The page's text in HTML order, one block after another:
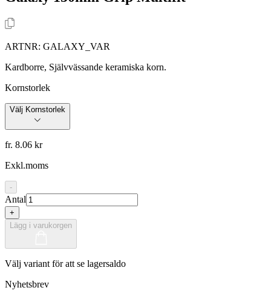
ARTNR: GALAXY_VAR
Kardborre, Självvässande keramiska korn.
Kornstorlek
Välj Kornstorlek
fr. 8.06 kr
Exkl.moms
-
Antal
+
Lägg i varukorgen
Välj variant för att se lagersaldo
Nyhetsbrev